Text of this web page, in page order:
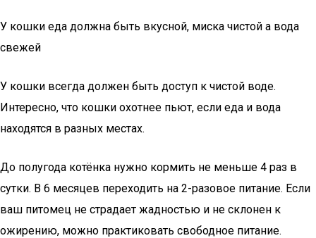
У кошки еда должна быть вкусной, миска чистой а вода
свежей
У кошки всегда должен быть доступ к чистой воде.
Интересно, что кошки охотнее пьют, если еда и вода
находятся в разных местах.
До полугода котёнка нужно кормить не меньше 4 раз в
сутки. В 6 месяцев переходить на 2-разовое питание. Если
ваш питомец не страдает жадностью и не склонен к
ожирению, можно практиковать свободное питание.